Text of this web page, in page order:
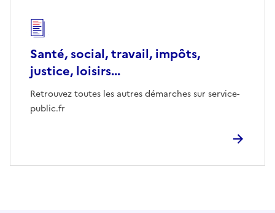
Santé, social, travail, impôts,
justice, loisirs...
Retrouvez toutes les autres démarches sur service-
public.fr